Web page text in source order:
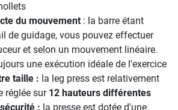
du mouvement : la barre étant
de guidage, vous pouvez effectuer
et selon un mouvement linéaire.
une exécution idéale de l'exercice
taille : la leg press est relativement
réglée sur 12 hauteurs différentes
: la presse est dotée d'une